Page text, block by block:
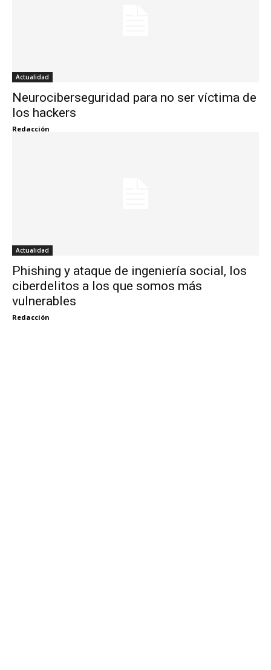
Actualidad
Neurociberseguridad para no ser víctima de
los hackers
Redacción
Actualidad
Phishing y ataque de ingeniería social, los
ciberdelitos a los que somos más
vulnerables
Redacción